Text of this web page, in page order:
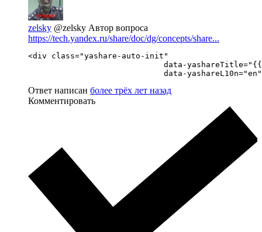
zelsky @zelsky Автор вопроса
https://tech.yandex.ru/share/doc/dg/concepts/share...
<div class="yashare-auto-init"
data-
data-
Ответ написан более трёх лет назад
Комментировать